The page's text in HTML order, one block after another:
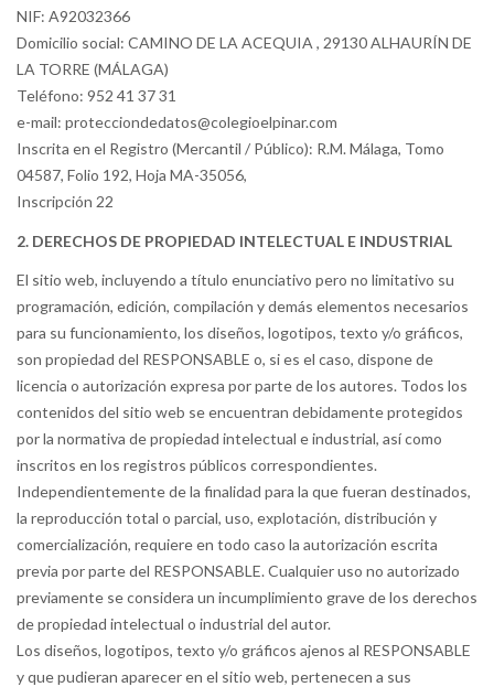
NIF: A92032366
Domicilio social: CAMINO DE LA ACEQUIA , 29130 ALHAURÍN DE
LA TORRE (MÁLAGA)
Teléfono: 952 41 37 31
e-mail: protecciondedatos@colegioelpinar.com
Inscrita en el Registro (Mercantil / Público): R.M. Málaga, Tomo
04587, Folio 192, Hoja MA-35056,
Inscripción 22
2. DERECHOS DE PROPIEDAD INTELECTUAL E INDUSTRIAL
El sitio web, incluyendo a título enunciativo pero no limitativo su
programación, edición, compilación y demás elementos necesarios
para su funcionamiento, los diseños, logotipos, texto y/o gráficos,
son propiedad del RESPONSABLE o, si es el caso, dispone de
licencia o autorización expresa por parte de los autores. Todos los
contenidos del sitio web se encuentran debidamente protegidos
por la normativa de propiedad intelectual e industrial, así como
inscritos en los registros públicos correspondientes.
Independientemente de la finalidad para la que fueran destinados,
la reproducción total o parcial, uso, explotación, distribución y
comercialización, requiere en todo caso la autorización escrita
previa por parte del RESPONSABLE. Cualquier uso no autorizado
previamente se considera un incumplimiento grave de los derechos
de propiedad intelectual o industrial del autor.
Los diseños, logotipos, texto y/o gráficos ajenos al RESPONSABLE
y que pudieran aparecer en el sitio web, pertenecen a sus